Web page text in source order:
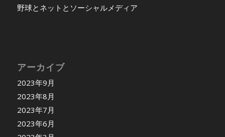
野球とネットとソーシャルメディア
アーカイブ
2023年9月
2023年8月
2023年7月
2023年6月